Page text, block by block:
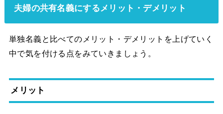
夫婦の共有名義にするメリット・デメリット
単独名義と比べてのメリット・デメリットを上げていく
中で気を付ける点をみていきましょう。
メリット